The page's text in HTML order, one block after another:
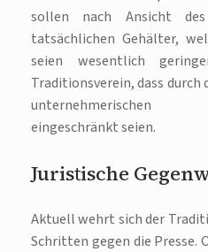
sollen nach Ansicht
tatsächlichen Gehälter,
seien wesentlich
Traditionsverein, dass durch
unternehmerischen
eingeschränkt seien.
Juristische
Aktuell wehrt sich der
Schritten gegen die Presse.